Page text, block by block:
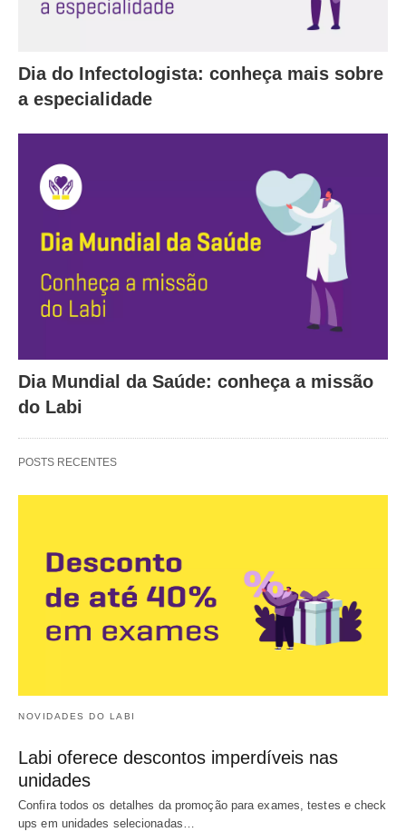
Dia do Infectologista: conheça mais sobre
a especialidade
Dia Mundial da Saúde: conheça a missão
do Labi
POSTS RECENTES
NOVIDADES DO LABI
Labi oferece descontos imperdíveis nas
unidades
Confira todos os detalhes da promoção para exames, testes e check
ups em unidades selecionadas…